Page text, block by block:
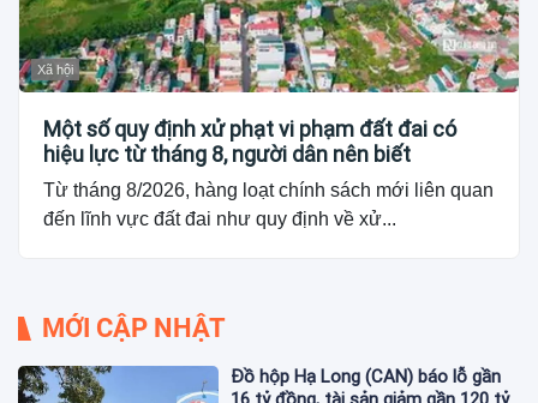
Xã hội
Một số quy định xử phạt vi phạm đất đai có
hiệu lực từ tháng 8, người dân nên biết
Từ tháng 8/2026, hàng loạt chính sách mới liên quan
đến lĩnh vực đất đai như quy định về xử...
MỚI CẬP NHẬT
Đồ hộp Hạ Long (CAN) báo lỗ gần